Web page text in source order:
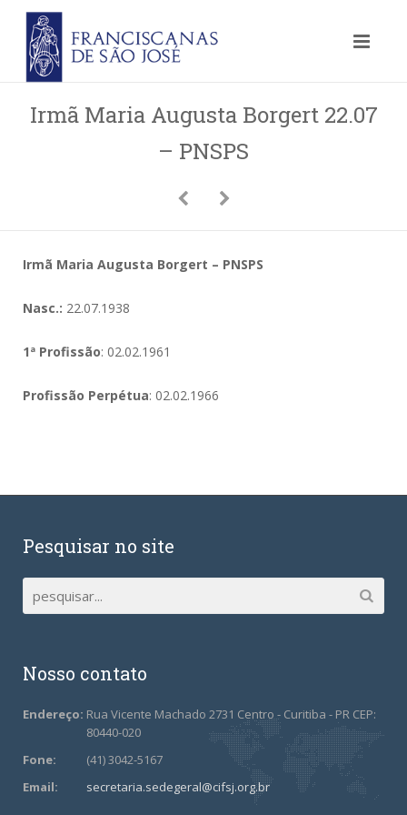
Irmã Maria Augusta Borgert 22.07
– PNSPS
Irmã Maria Augusta Borgert – PNSPS
Nasc.: 22.07.1938
1ª Profissão: 02.02.1961
Profissão Perpétua: 02.02.1966
Pesquisar no site
Nosso contato
Endereço: Rua Vicente Machado 2731 Centro - Curitiba - PR CEP:
80440-020
Fone:
(41) 3042-5167
Email:
secretaria.sedegeral@cifsj.org.br